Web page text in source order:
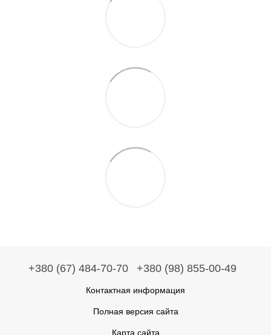
+380 (67) 484-70-70 +380 (98) 855-00-49
Контактная информация
Полная версия сайта
Карта сайта